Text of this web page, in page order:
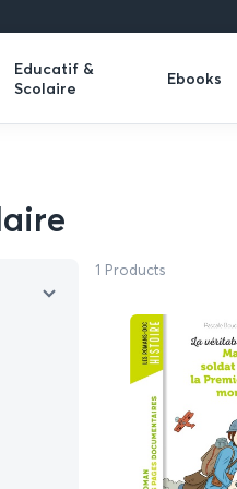
Educatif &
Scolaire
Expand
Ebooks
1 Products